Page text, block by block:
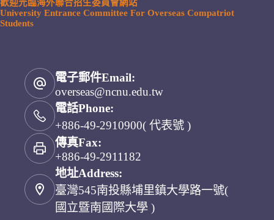
歡迎光臨海外聯合招生委員會網站
University Entrance Committee For Overseas Compatriot
Students
電子郵件Email:
overseas@ncnu.edu.tw
電話Phone:
+886-49-2910900( 代表號 )
傳真Fax:
+886-49-2911182
地址Address:
臺灣545南投縣埔里鎮大學路一號(
國立暨南國際大學 )